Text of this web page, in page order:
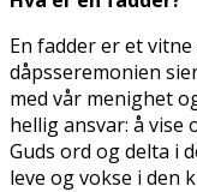
En fadder er et
dåpsseremonien
med vår menighet
hellig ansvar: å
Guds ord og delta i
leve og vokse i den